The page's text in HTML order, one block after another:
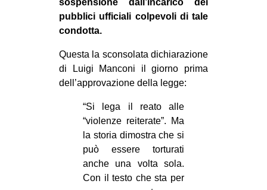
pubblici ufficiali colpevoli di tale
condotta.
Questa la sconsolata dichiarazione
di Luigi Manconi il giorno prima
dell’approvazione della legge:
“Si lega il reato alle
“violenze reiterate”. Ma
la storia dimostra che si
può essere torturati
anche una volta sola.
Con il testo che sta per